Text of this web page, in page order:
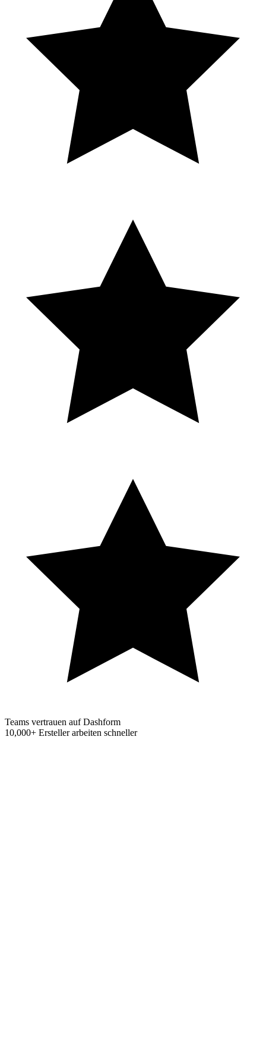
Teams vertrauen auf Dashform
10,000+ Ersteller arbeiten schneller